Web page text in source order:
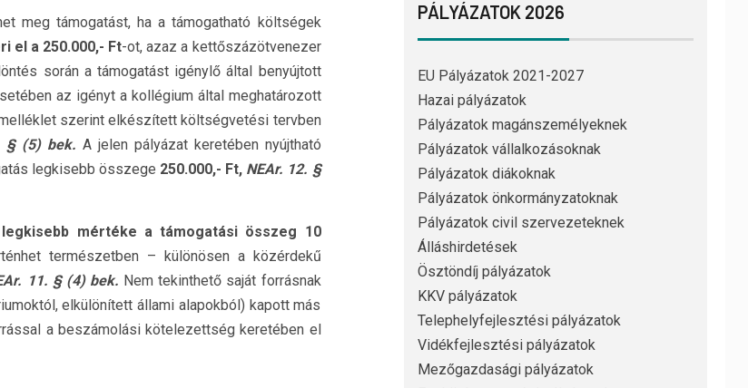
meg támogatást, ha a támogatható költségek
el a 250.000,- Ft-ot, azaz a kettőszázötvenezer
során a támogatást igénylő által benyújtott
az igényt a kollégium által meghatározott
szerint elkészített költségvetési tervben
§ (5) bek. A jelen pályázat keretében nyújtható
legkisebb összege 250.000,- Ft, NEAr. 12. §
mértéke a támogatási összeg 10
természetben – különösen a közérdekű
11. § (4) bek. Nem tekinthető saját forrásnak
elkülönített állami alapokból) kapott más
a beszámolási kötelezettség keretében el
PÁLYÁZATOK 2026
EU Pályázatok 2021-2027
Hazai pályázatok
Pályázatok magánszemélyeknek
Pályázatok vállalkozásoknak
Pályázatok diákoknak
Pályázatok önkormányzatoknak
Pályázatok civil szervezeteknek
Álláshirdetések
Ösztöndíj pályázatok
KKV pályázatok
Telephelyfejlesztési pályázatok
Vidékfejlesztési pályázatok
Mezőgazdasági pályázatok